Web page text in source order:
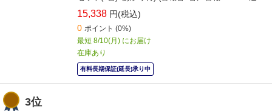
機能付)(ブリスタパック)
15,338 円(税込)
0 ポイント (0%)
最短 8/10(月) にお届け
在庫あり
有料長期保証(延長)承り中
3位